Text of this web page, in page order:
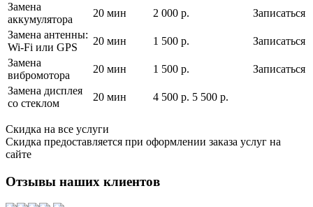
Замена
аккумулятора
20 мин 2 000 р.
Записаться
Замена антенны:
Wi-Fi или GPS
20 мин 1 500 р.
Записаться
Замена
вибромотора
20 мин 1 500 р.
Записаться
Замена дисплея
со стеклом
20 мин 4 500 р. 5 500 р.
Скидка на все услуги
Скидка предоставляется при оформлении заказа услуг на
сайте
Отзывы наших клиентов